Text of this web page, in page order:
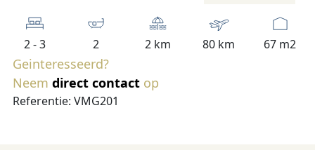
2 - 3 2 2 km 80 km 67 m2
Geinteresseerd?
Neem direct contact op
Referentie: VMG201